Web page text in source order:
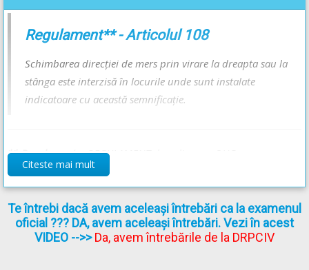
Circulația în intersecții - Lecție Audio-Video -->Codul Rutier -
Regulament** - Articolul 108
Schimbarea direcției de mers prin virare la dreapta sau la
stânga este interzisă în locurile unde sunt instalate
indicatoare cu această semnificație.
** Regulament =REGULAMENT de aplicare a OUG
195/2002 actualizat (Regulamentul codului rutier)
Citeste mai mult
Te întrebi dacă avem aceleași întrebări ca la examenul
oficial ??? DA, avem aceleași întrebări. Vezi în acest
VIDEO -->>Da, avem întrebările de la DRPCIV